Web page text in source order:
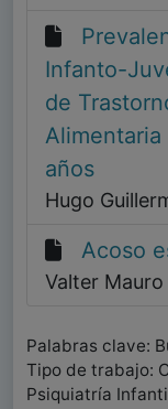
Infanto-
de
Alimentaria
años
Hugo
Acoso
Valter
Palabras clave:
Tipo de trabajo:
Psiquiatría